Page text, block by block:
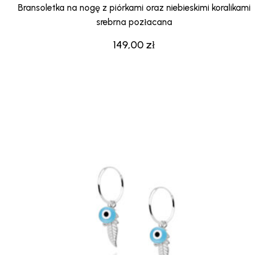
149,00 zł
Bransoletka na nogę z piórkami oraz niebieskimi koralikami
srebrna pozłacana